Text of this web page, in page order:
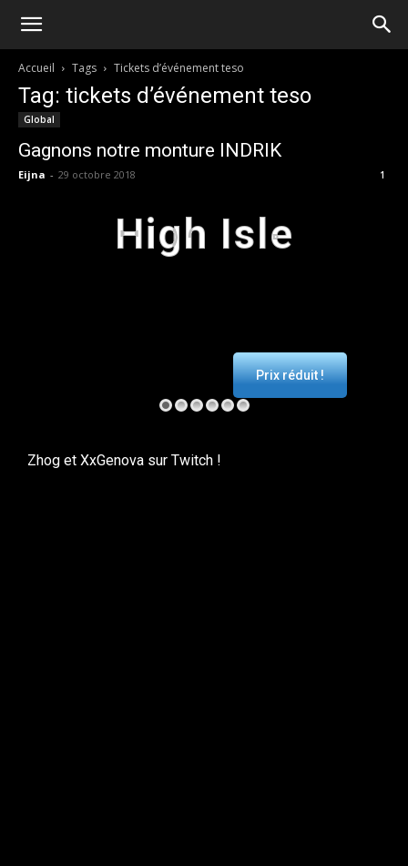
Accueil Tags Tickets d’événement teso
Tag: tickets d’événement teso
Global
Gagnons notre monture INDRIK
Eijna - 29 octobre 2018 1
High Isle
Prix réduit !
Zhog et XxGenova sur Twitch !